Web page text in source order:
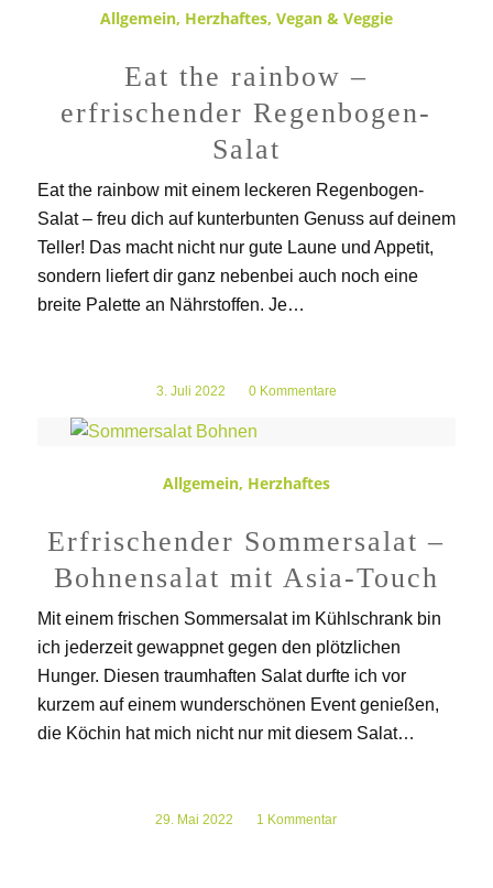
Allgemein, Herzhaftes, Vegan & Veggie
Eat the rainbow –
erfrischender Regenbogen-
Salat
Eat the rainbow mit einem leckeren Regenbogen-
Salat – freu dich auf kunterbunten Genuss auf deinem
Teller! Das macht nicht nur gute Laune und Appetit,
sondern liefert dir ganz nebenbei auch noch eine
breite Palette an Nährstoffen. Je…
3. Juli 2022
/ 0 Kommentare
Allgemein, Herzhaftes
Erfrischender Sommersalat –
Bohnensalat mit Asia-Touch
Mit einem frischen Sommersalat im Kühlschrank bin
ich jederzeit gewappnet gegen den plötzlichen
Hunger. Diesen traumhaften Salat durfte ich vor
kurzem auf einem wunderschönen Event genießen,
die Köchin hat mich nicht nur mit diesem Salat…
29. Mai 2022 1 Kommentar